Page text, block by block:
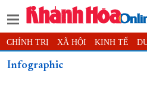
CHÍNH TRỊ XÃ HỘI KINH TẾ
THỂ THAO ĐỜI SỐNG
Infographic